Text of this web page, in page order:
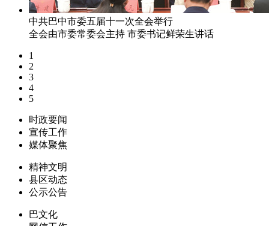
中共巴中市委五届十一次全会举行
全会由市委常委会主持 市委书记鲜荣生讲话
1
2
3
4
5
时政要闻
宣传工作
媒体聚焦
精神文明
县区动态
公示公告
巴文化